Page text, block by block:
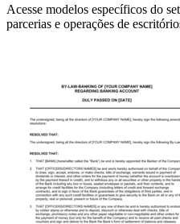
Acesse modelos específicos do
parcerias e operações de